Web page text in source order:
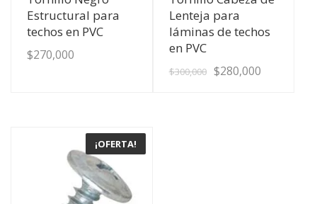
Estructural para
techos en PVC
$270,000
Lenteja para
láminas de techos
en PVC
$300,000 $280,000
¡OFERTA!